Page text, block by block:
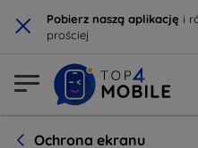
× Pobierz naszą aplikację i
prościej
Ochrona ekranu